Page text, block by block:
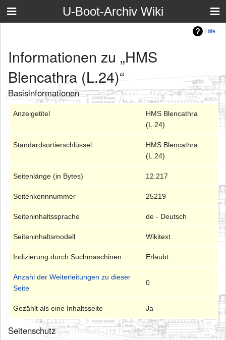
U-Boot-Archiv Wiki
Hilfe
Informationen zu „HMS
Blencathra (L.24)“
Basisinformationen
Anzeigetitel
HMS Blencathra
(L.24)
Standardsortierschlüssel
HMS Blencathra
(L.24)
Seitenlänge (in Bytes) 12.217
Seitenkennnummer 25219
Seiteninhaltssprache de - Deutsch
Seiteninhaltsmodell Wikitext
Indizierung durch Suchmaschinen Erlaubt
Anzahl der Weiterleitungen zu dieser
Seite
0
Gezählt als eine Inhaltsseite Ja
Seitenschutz